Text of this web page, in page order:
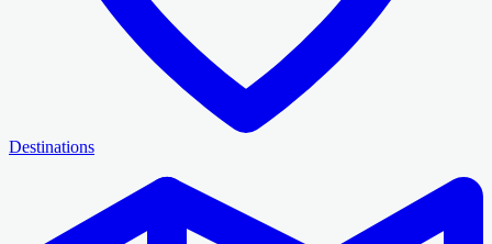
Destinations